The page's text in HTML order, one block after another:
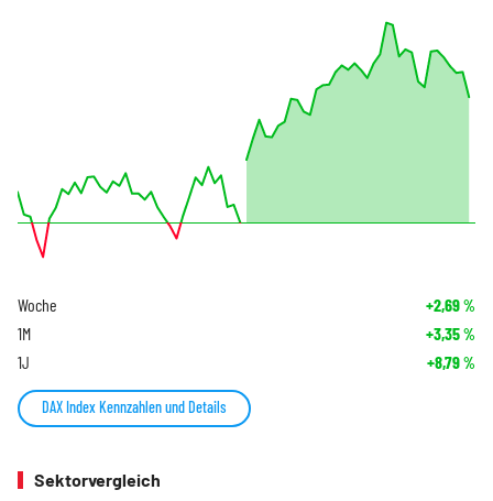
Woche +2,69%
1M +3,35%
1J +8,79%
DAX Index Kennzahlen und Details
Sektorvergleich